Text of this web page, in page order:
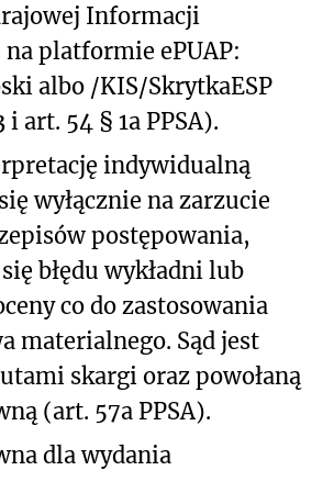
Informacji
na platformie ePUAP:
albo /KIS/SkrytkaESP
i art. 54 § 1a PPSA).
indywidualną
wyłącznie na zarzucie
postępowania,
błędu wykładni lub
co do zastosowania
materialnego. Sąd jest
skargi oraz powołaną
(art. 57a PPSA).
dla wydania